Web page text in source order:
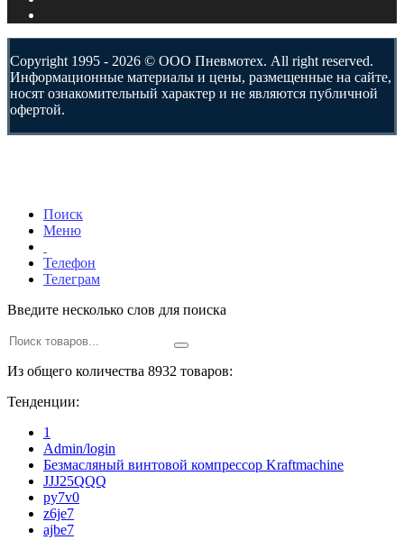
Copyright 1995 - 2026 © ООО Пневмотех. All right reserved.
Информационные материалы и цены, размещенные на сайте,
носят ознакомительный характер и не являются публичной
офертой.
Поиск
Меню
Телефон
Телеграм
Введите несколько слов для поиска
Из общего количества 8932 товаров:
Тенденции:
1
Admin/login
Безмасляный винтовой компрессор Kraftmaсhine
JJJ25QQQ
py7v0
z6je7
ajbe7